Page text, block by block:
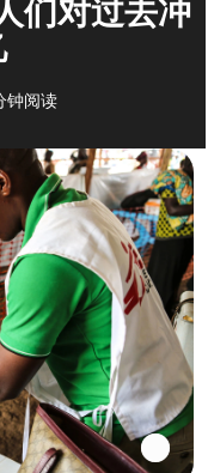
们对过去冲
钟阅读